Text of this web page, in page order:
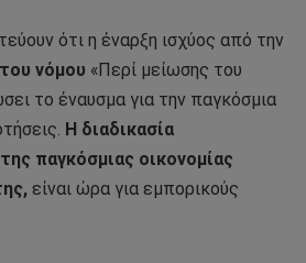
ότι η έναρξη ισχύος από την
νόμου «Περί μείωσης του
το έναυσμα για την παγκόσμια
Η διαδικασία
παγκόσμιας οικονομίας
είναι ώρα για εμπορικούς